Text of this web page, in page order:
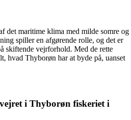
det maritime klima med milde somre og
spiller en afgørende rolle, og det er
skiftende vejrforhold. Med de rette
hvad Thyborøn har at byde på, uanset
i Thyborøn fiskeriet i